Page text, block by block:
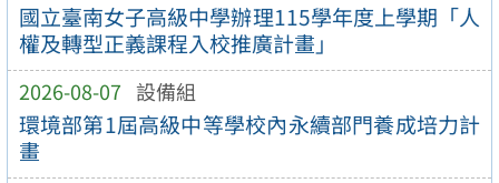
國立臺南女子高級中學辦理115學年度上學期「人
權及轉型正義課程入校推廣計畫」
2026-08-07 設備組
環境部第1屆高級中等學校內永續部門養成培力計
畫